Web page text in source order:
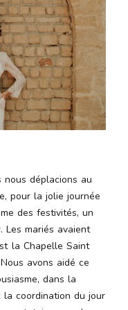
déplacions au
pour la jolie journée
des festivités, un
Les mariés avaient
la Chapelle Saint
avons aidé ce
dans la
coordination du jour